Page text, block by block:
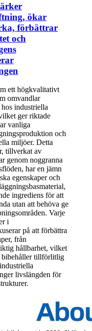
ökar
förbättrar
och
ett högkvalitativt
omvandlar
industriella
ger riktade
vanliga
och
miljöer. Detta
tillverkat av
genom noggranna
har en jämn
egenskaper och
ingrediens för att
utan att behöva ge
Varje
i
på att förbättra
från
hållbarhet, vilket
bibehåller tillförlitlig
livslängden för